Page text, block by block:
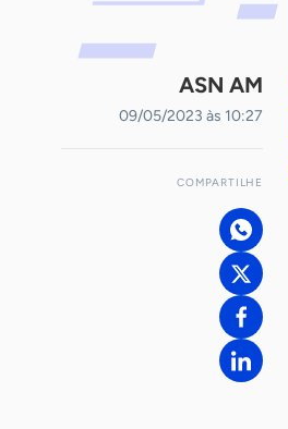
ASN AM
09/05/2023 às 10:27
COMPARTILHE